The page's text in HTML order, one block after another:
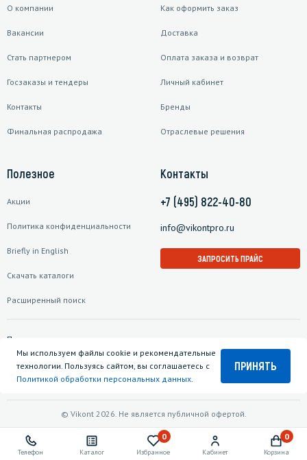
Телефон Каталог
0
Избранное Кабинет
0
Корзина
О компании
Вакансии
Стать партнером
Госзаказы и тендеры
Контакты
Финальная распродажа
Как оформить заказ
Доставка
Оплата заказа и возврат
Личный кабинет
Бренды
Отраслевые решения
Полезное
Акции
Политика конфиденциальности
Briefly in English
Скачать каталоги
Расширенный поиск
Контакты
+7 (495) 822-40-80
info@vikontpro.ru
ЗАПРОСИТЬ ПРАЙС
© Vikont 2026. Не является публичной офертой.
Подписаться на рассылку
Мы используем файлы cookie и рекомендательные
технологии. Пользуясь сайтом, вы соглашаетесь с
Политикой обработки персональных данных.
ПРИНЯТЬ